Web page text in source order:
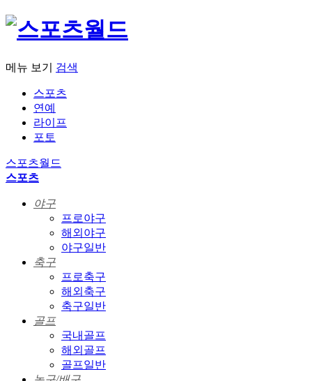
메뉴 보기 검색
스포츠
연예
라이프
포토
스포츠월드
스포츠
야구
프로야구
해외야구
야구일반
축구
프로축구
해외축구
축구일반
골프
국내골프
해외골프
골프일반